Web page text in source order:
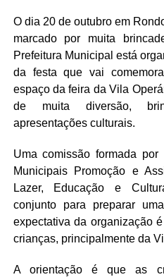
O dia 20 de outubro em
marcado por muita
Prefeitura Municipal está
da festa que vai
espaço da feira da Vila
de muita diversão,
apresentações culturais.
Uma comissão formada
Municipais Promoção e
Lazer, Educação e
conjunto para preparar
expectativa da organização
crianças, principalmente da
A orientação é que as